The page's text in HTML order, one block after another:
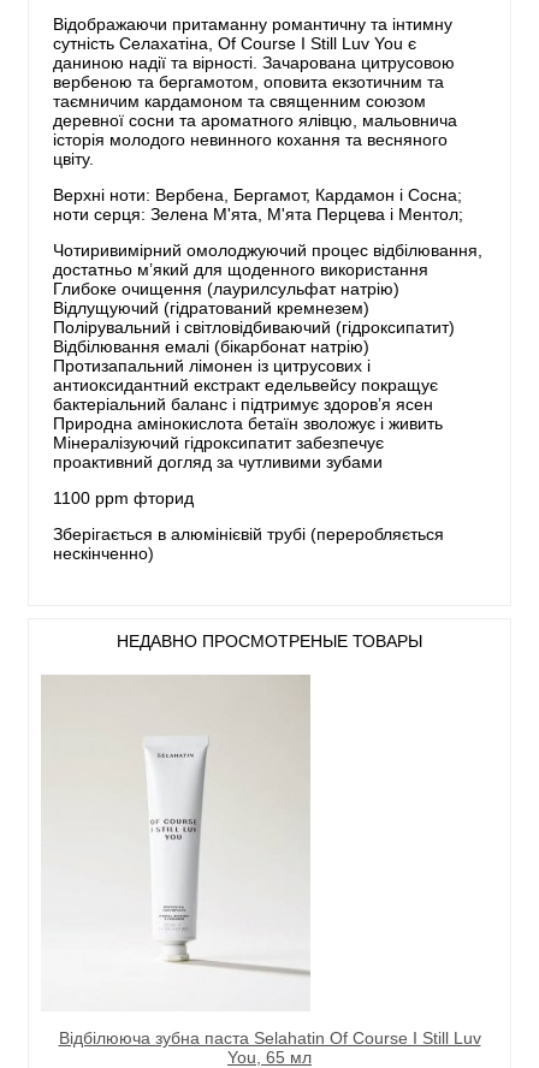
Відображаючи притаманну романтичну та інтимну
сутність Селахатіна, Of Course I Still Luv You є
даниною надії та вірності. Зачарована цитрусовою
вербеною та бергамотом, оповита екзотичним та
таємничим кардамоном та священним союзом
деревної сосни та ароматного ялівцю, мальовнича
історія молодого невинного кохання та весняного
цвіту.
Верхні ноти: Вербена, Бергамот, Кардамон і Сосна;
ноти серця: Зелена М'ята, М'ята Перцева і Ментол;
Чотиривимірний омолоджуючий процес відбілювання,
достатньо м’який для щоденного використання
Глибоке очищення (лаурилсульфат натрію)
Відлущуючий (гідратований кремнезем)
Полірувальний і світловідбиваючий (гідроксипатит)
Відбілювання емалі (бікарбонат натрію)
Протизапальний лімонен із цитрусових і
антиоксидантний екстракт едельвейсу покращує
бактеріальний баланс і підтримує здоров’я ясен
Природна амінокислота бетаїн зволожує і живить
Мінералізуючий гідроксипатит забезпечує
проактивний догляд за чутливими зубами
1100 ppm фторид
Зберігається в алюмінієвій трубі (переробляється
нескінченно)
НЕДАВНО ПРОСМОТРЕНЫЕ ТОВАРЫ
Відбілююча зубна паста Selahatin Of Course I Still Luv
You, 65 мл